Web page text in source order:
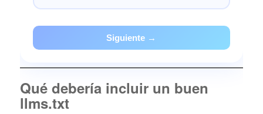
Siguiente →
Qué debería incluir un buen
llms.txt